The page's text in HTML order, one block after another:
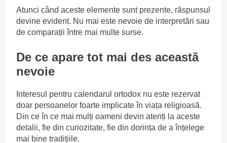
Atunci când aceste elemente sunt prezente, răspunsul
devine evident. Nu mai este nevoie de interpretări sau
de comparații între mai multe surse.
De ce apare tot mai des această
nevoie
Interesul pentru calendarul ortodox nu este rezervat
doar persoanelor foarte implicate în viața religioasă.
Din ce în ce mai mulți oameni devin atenți la aceste
detalii, fie din curiozitate, fie din dorința de a înțelege
mai bine tradițiile.